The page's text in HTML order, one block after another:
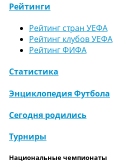
Рейтинги
Рейтинг стран УЕФА
Рейтинг клубов УЕФА
Рейтинг ФИФА
Статистика
Энциклопедия Футбола
Сегодня родились
Турниры
Национальные чемпионаты